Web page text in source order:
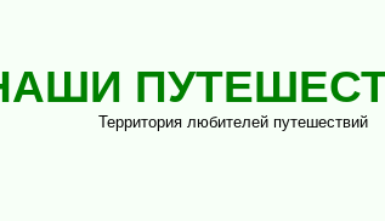
Территория любителей путешествий